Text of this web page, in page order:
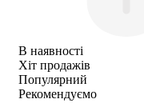
В наявності
Хіт продажів
Популярний
Рекомендуємо